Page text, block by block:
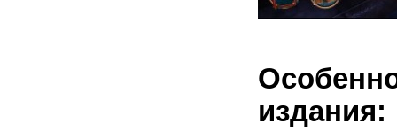
издания: